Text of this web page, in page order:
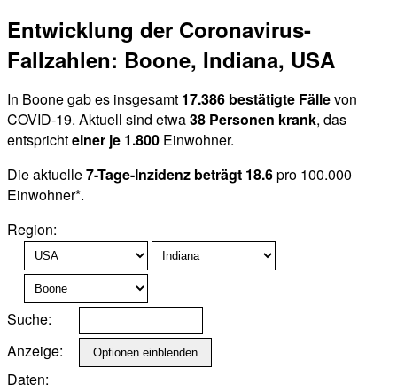
Entwicklung der Coronavirus-
Fallzahlen: Boone, Indiana, USA
In Boone gab es insgesamt 17.386 bestätigte Fällevon
COVID-19. Aktuell sind etwa38 Personen krank, das
entsprichteiner je 1.800 Einwohner.
Die aktuelle7-Tage-Inzidenz beträgt 18.6pro 100.000
Einwohner*.
Region:
Suche:
Anzeige:
Daten: